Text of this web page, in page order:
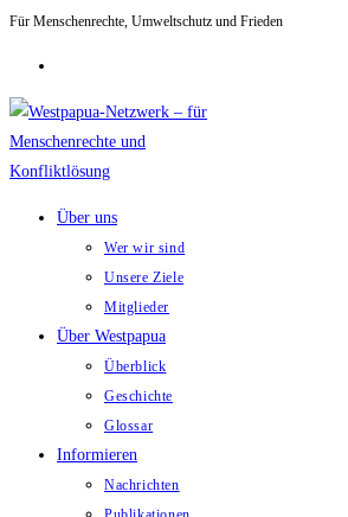
Zum
Für Menschenrechte, Umweltschutz und Frieden
Über uns
Wer wir sind
Unsere Ziele
Mitglieder
Über Westpapua
Überblick
Geschichte
Glossar
Informieren
Nachrichten